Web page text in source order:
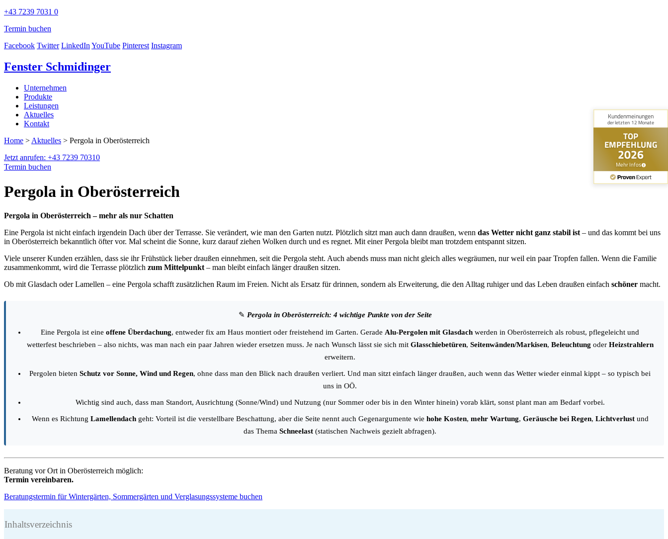
+43 7239 7031 0
Termin buchen
Facebook Twitter LinkedInYouTube Pinterest Instagram
Fenster Schmidinger
Unternehmen
Produkte
Leistungen
Aktuelles
Kontakt
Home > Aktuelles > Pergola in Oberösterreich
Jetzt anrufen: +43 7239 70310
Termin buchen
Pergola in Oberösterreich
Pergola in Oberösterreich – mehr als nur Schatten
Eine Pergola ist nicht einfach irgendein Dach über der Terrasse. Sie verändert, wie man den Garten nutzt. Plötzlich sitzt man auch dann draußen, wenn das Wetter nicht ganz stabil ist – und das kommt bei uns
in Oberösterreich bekanntlich öfter vor. Mal scheint die Sonne, kurz darauf ziehen Wolken durch und es regnet. Mit einer Pergola bleibt man trotzdem entspannt sitzen.
Viele unserer Kunden erzählen, dass sie ihr Frühstück lieber draußen einnehmen, seit die Pergola steht. Auch abends muss man nicht gleich alles wegräumen, nur weil ein paar Tropfen fallen. Wenn die Familie
zusammenkommt, wird die Terrasse plötzlich zum Mittelpunkt – man bleibt einfach länger draußen sitzen.
Ob mit Glasdach oder Lamellen – eine Pergola schafft zusätzlichen Raum im Freien. Nicht als Ersatz für drinnen, sondern als Erweiterung, die den Alltag ruhiger und das Leben draußen einfach schöner macht.
✎ Pergola in Oberösterreich: 4 wichtige Punkte von der Seite
Eine Pergola ist eine offene Überdachung, entweder fix am Haus montiert oder freistehend im Garten. Gerade Alu-Pergolen mit Glasdach werden in Oberösterreich als robust, pflegeleicht und
wetterfest beschrieben – also nichts, was man nach ein paar Jahren wieder ersetzen muss. Je nach Wunsch lässt sie sich mit Glasschiebetüren, Seitenwänden/Markisen, Beleuchtung oder Heizstrahlern
erweitern.
Pergolen bieten Schutz vor Sonne, Wind und Regen, ohne dass man den Blick nach draußen verliert. Und man sitzt einfach länger draußen, auch wenn das Wetter wieder einmal kippt – so typisch bei
uns in OÖ.
Wichtig sind auch, dass man Standort, Ausrichtung (Sonne/Wind) und Nutzung (nur Sommer oder bis in den Winter hinein) vorab klärt, sonst plant man am Bedarf vorbei.
Wenn es Richtung Lamellendachgeht: Vorteil ist die verstellbare Beschattung, aber die Seite nennt auch Gegenargumente wie hohe Kosten, mehr Wartung, Geräusche bei Regen, Lichtverlustund
das Thema Schneelast (statischen Nachweis gezielt abfragen).
Beratung vor Ort in Oberösterreich möglich:
Termin vereinbaren.
Beratungstermin für Wintergärten, Sommergärten und Verglasungssysteme buchen
Inhaltsverzeichnis